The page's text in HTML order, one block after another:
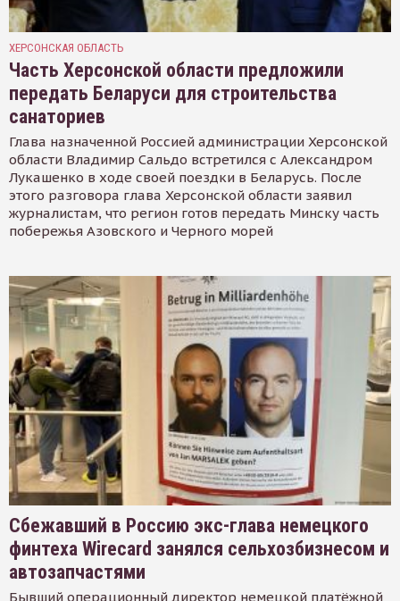
ХЕРСОНСКАЯ ОБЛАСТЬ
Часть Херсонской области предложили
передать Беларуси для строительства
санаториев
Глава назначенной Россией администрации Херсонской
области Владимир Сальдо встретился с Александром
Лукашенко в ходе своей поездки в Беларусь. После
этого разговора глава Херсонской области заявил
журналистам, что регион готов передать Минску часть
побережья Азовского и Черного морей
Сбежавший в Россию экс-глава немецкого
финтеха Wirecard занялся сельхозбизнесом и
автозапчастями
Бывший операционный директор немецкой платёжной